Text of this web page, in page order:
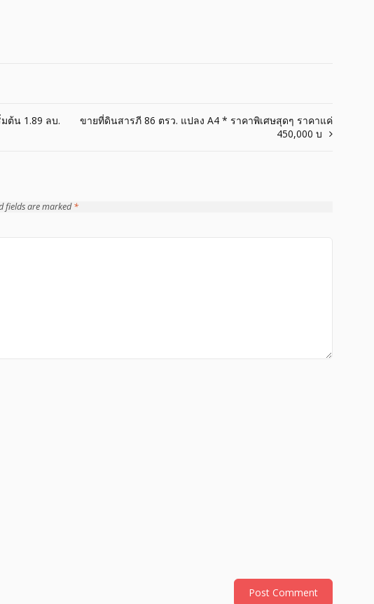
ต้น 1.89 ลบ.
ขายที่ดินสารภี 86 ตรว. แปลง A4 * ราคาพิเศษสุดๆ ราคาแค่
450,000 บ
fields are marked*